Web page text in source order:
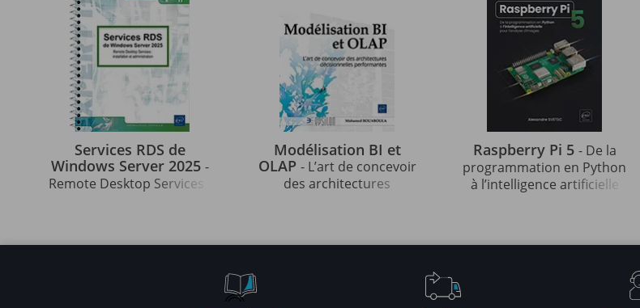
Services RDS de
Windows Server 2025 -
Remote Desktop Services :
Modélisation BI et
OLAP - L’art de concevoir
des architectures
Raspberry Pi 5 - De la
programmation en Python
à l’intelligence artificielle